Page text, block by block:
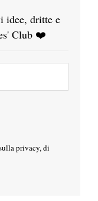
idee, dritte e
Club ❤️
privacy, di